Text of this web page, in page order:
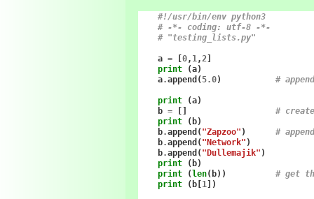
#!/usr/bin/env python3
# -*- coding: utf-8 -*-
# "testing_lists.py"
a = [0, 1 , 2]
print
(a)
a.append (5.0) #
print (a)
b = []
#
print
( b)
b.append ("Zapzoo" )
#
b.append ("Network" )
b.append ("Dullemajik" )
print
( b)
print
(len( b))
# get
print
( b [1 ])